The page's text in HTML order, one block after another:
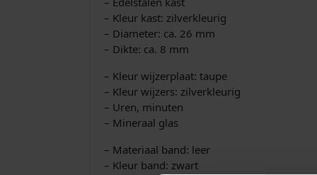
– Kleur kast: zilverkleurig
– Diameter: ca. 26 mm
– Dikte: ca. 8 mm
– Kleur wijzerplaat: taupe
– Kleur wijzers: zilverkleurig
– Uren, minuten
– Mineraal glas
– Materiaal band: leer
– Kleur band: zwart